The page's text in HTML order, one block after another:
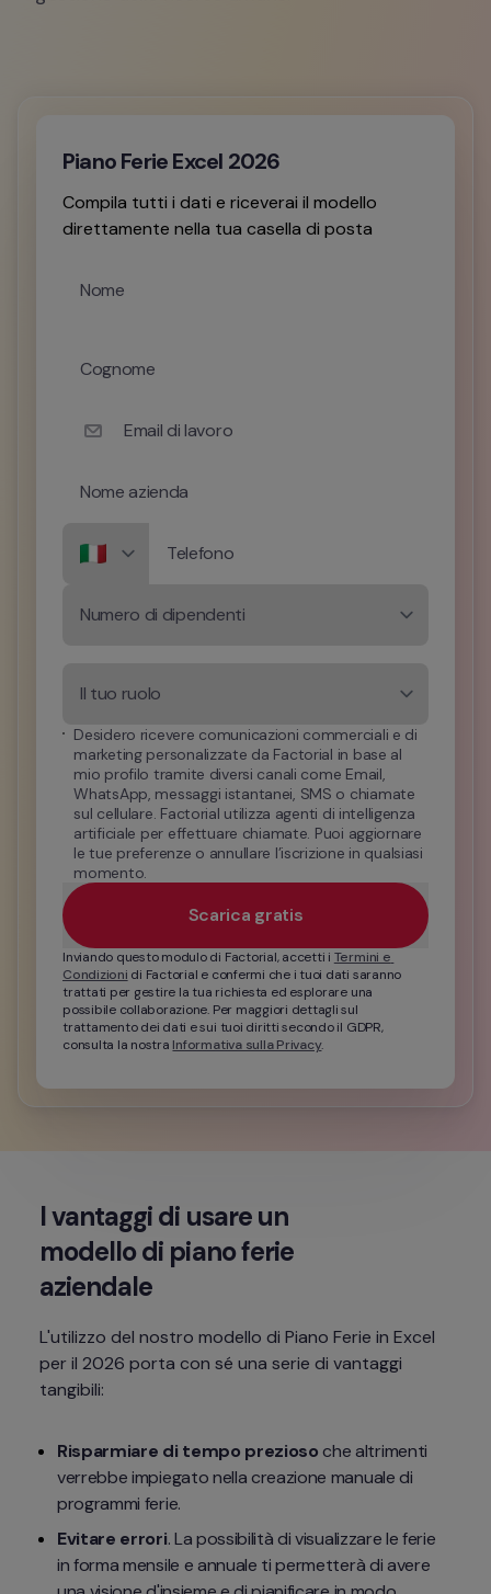
Piano Ferie Excel 2026
Compila tutti i dati e riceverai il modello
direttamente nella tua casella di posta
Nome
Cognome
Email di lavoro
Nome azienda
Telefono
Numero di dipendenti
Il tuo ruolo
Desidero ricevere comunicazioni commerciali e di
marketing personalizzate da Factorial in base al
mio profilo tramite diversi canali come Email,
WhatsApp, messaggi istantanei, SMS o chiamate
sul cellulare. Factorial utilizza agenti di intelligenza
artificiale per effettuare chiamate. Puoi aggiornare
le tue preferenze o annullare l’iscrizione in qualsiasi
momento.
Inviando questo modulo di Factorial, accetti i Termini e
Condizioni di Factorial e confermi che i tuoi dati saranno
trattati per gestire la tua richiesta ed esplorare una
possibile collaborazione. Per maggiori dettagli sul
trattamento dei dati e sui tuoi diritti secondo il GDPR,
consulta la nostra Informativa sulla Privacy.
Scarica gratis
I vantaggi di usare un
modello di piano ferie
aziendale
L'utilizzo del nostro modello di Piano Ferie in Excel
per il 2026 porta con sé una serie di vantaggi
tangibili:
Risparmiare di tempo prezioso che altrimenti
verrebbe impiegato nella creazione manuale di
programmi ferie.
Evitare errori. La possibilità di visualizzare le ferie
in forma mensile e annuale ti permetterà di avere